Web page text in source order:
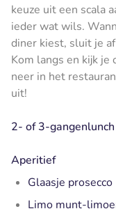
keuze uit een scala
ieder wat wils.
diner kiest, sluit je
Kom langs en kijk
neer in het
uit!
2- of 3-
Aperitief
Glaasje prosecco
Limo munt-